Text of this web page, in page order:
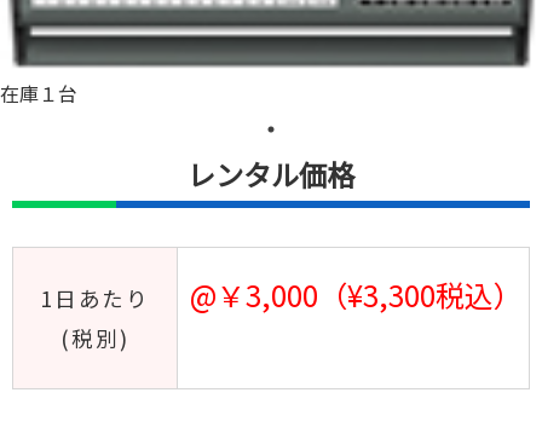
在庫１台
レンタル価格
1日あたり
(税別)
@￥3,000（¥3,300税込）